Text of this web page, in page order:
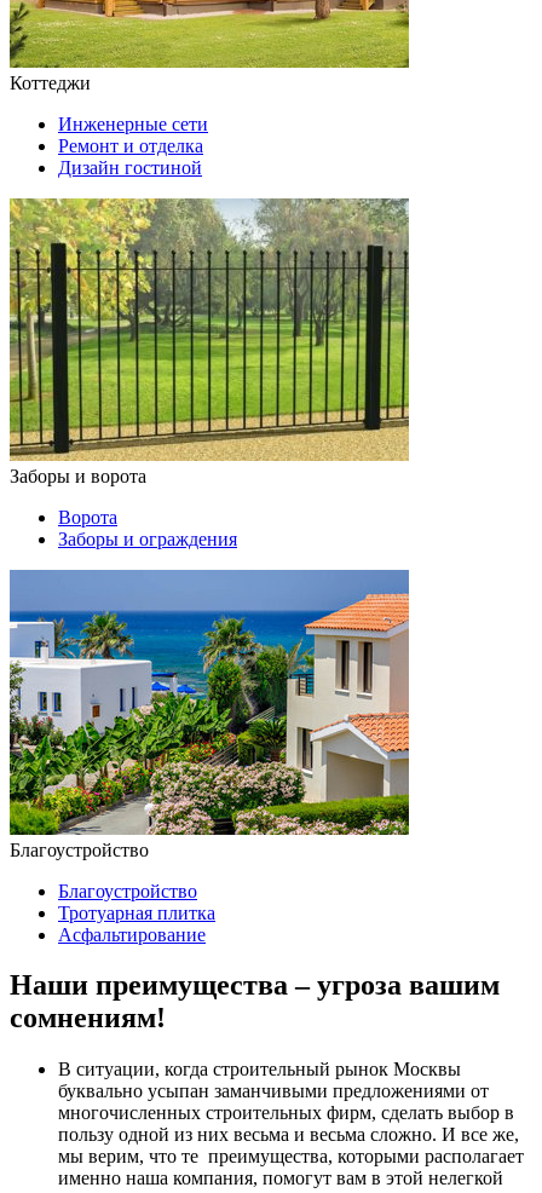
Коттеджи
Инженерные сети
Ремонт и отделка
Дизайн гостиной
Заборы и ворота
Ворота
Заборы и ограждения
Благоустройство
Благоустройство
Тротуарная плитка
Асфальтирование
Наши преимущества – угроза вашим
сомнениям!
В ситуации, когда строительный рынок Москвы
буквально усыпан заманчивыми предложениями от
многочисленных строительных фирм, сделать выбор в
пользу одной из них весьма и весьма сложно. И все же,
мы верим, что те преимущества, которыми располагает
именно наша компания, помогут вам в этой нелегкой